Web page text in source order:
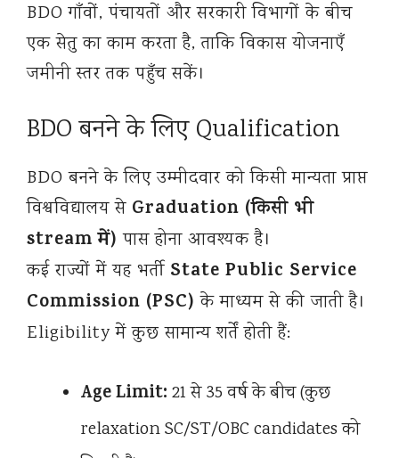
BDO गाँवों, पंचायतों और सरकारी विभागों के बीच
एक सेतु का काम करता है, ताकि विकास योजनाएँ
जमीनी स्तर तक पहुँच सकें।
BDO बनने के लिए Qualification
BDO बनने के लिए उम्मीदवार को किसी मान्यता प्राप्त
विश्वविद्यालय से Graduation (किसी भी
stream में) पास होना आवश्यक है।
कई राज्यों में यह भर्ती State Public Service
Commission (PSC) के माध्यम से की जाती है।
Eligibility में कुछ सामान्य शर्तें होती हैं:
Age Limit: 21 से 35 वर्ष के बीच (कुछ
relaxation SC/ST/OBC candidates को